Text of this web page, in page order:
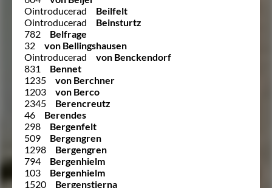
Ointroducerad
Beilfelt
Ointroducerad
Beinsturtz
782
Belfrage
32
von Bellingshausen
Ointroducerad
von Benckendorf
831
Bennet
1235
von Berchner
1203
von Berco
2345
Berencreutz
46
Berendes
298
Bergenfelt
509
Bergengren
1298
Bergengren
794
Bergenhielm
103
Bergenhielm
1520
Bergenstierna